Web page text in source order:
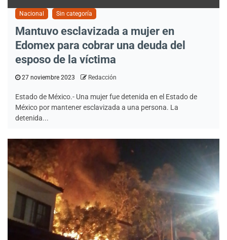
Nacional Sin categoría
Mantuvo esclavizada a mujer en
Edomex para cobrar una deuda del
esposo de la víctima
27 noviembre 2023 Redacción
Estado de México.- Una mujer fue detenida en el Estado de
México por mantener esclavizada a una persona. La
detenida...